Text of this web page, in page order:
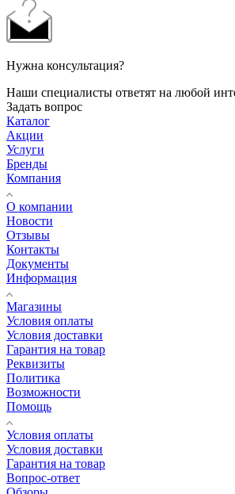
Нужна консультация?
Наши специалисты ответят на любой
Задать вопрос
Каталог
Акции
Услуги
Бренды
Компания
О компании
Новости
Отзывы
Контакты
Документы
Информация
Магазины
Условия оплаты
Условия доставки
Гарантия на товар
Реквизиты
Политика
Возможности
Помощь
Условия оплаты
Условия доставки
Гарантия на товар
Вопрос-ответ